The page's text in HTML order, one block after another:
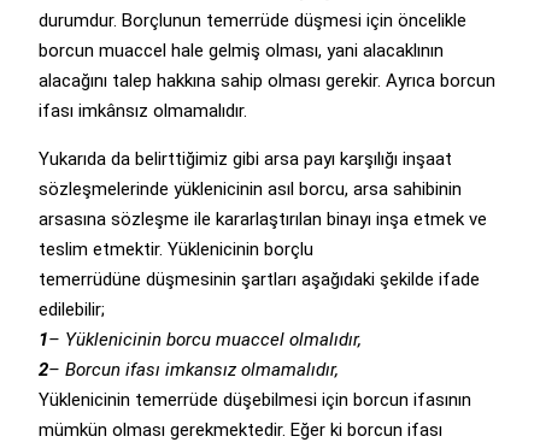
durumdur. Borçlunun temerrüde düşmesi için öncelikle
borcun muaccel hale gelmiş olması, yani alacaklının
alacağını talep hakkına sahip olması gerekir. Ayrıca borcun
ifası imkânsız olmamalıdır.
Yukarıda da belirttiğimiz gibi arsa payı karşılığı inşaat
sözleşmelerinde yüklenicinin asıl borcu, arsa sahibinin
arsasına sözleşme ile kararlaştırılan binayı inşa etmek ve
teslim etmektir. Yüklenicinin borçlu
temerrüdüne düşmesinin şartları aşağıdaki şekilde ifade
edilebilir;
1– Yüklenicinin borcu muaccel olmalıdır,
2– Borcun ifası imkansız olmamalıdır,
Yüklenicinin temerrüde düşebilmesi için borcun ifasının
mümkün olması gerekmektedir. Eğer ki borcun ifası